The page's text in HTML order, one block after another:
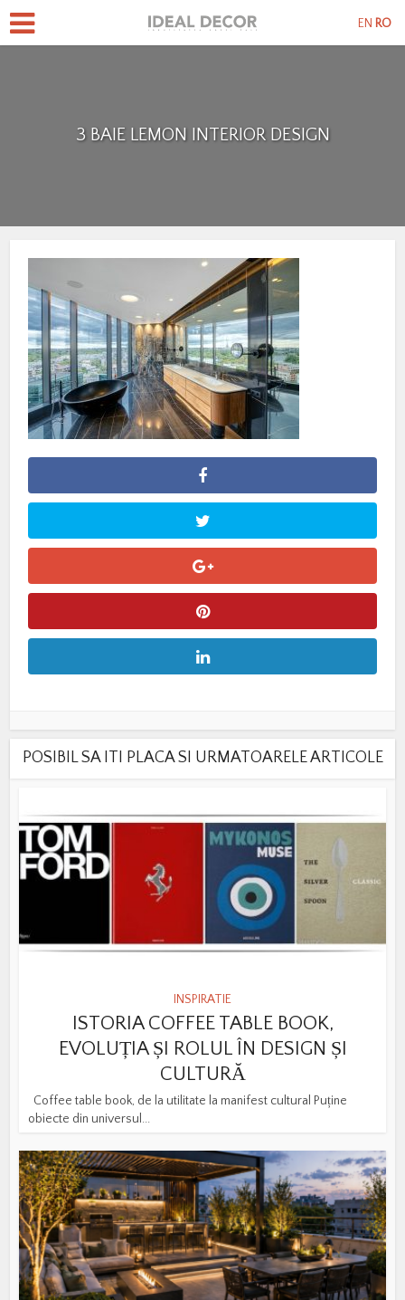
3 BAIE LEMON INTERIOR DESIGN
POSIBIL SA ITI PLACA SI URMATOARELE ARTICOLE
INSPIRATIE
ISTORIA COFFEE TABLE BOOK,
EVOLUȚIA ȘI ROLUL ÎN DESIGN ȘI
CULTURĂ
Coffee table book, de la utilitate la manifest cultural Puține
obiecte din universul...
EN RO